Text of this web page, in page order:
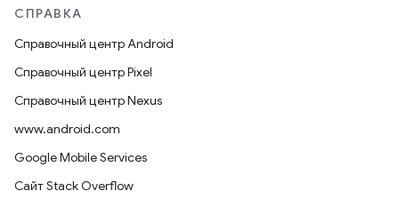
СПРАВКА
Справочный центр Android
Справочный центр Pixel
Справочный центр Nexus
www.android.com
Google Mobile Services
Сайт Stack Overflow